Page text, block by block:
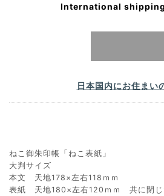
International
日本国内にお住まい
ねこ御朱印帳「ねこ表紙」
大判サイズ
本文 天地178×左右118ｍｍ
表紙 天地180×左右120ｍｍ 共に閉じ